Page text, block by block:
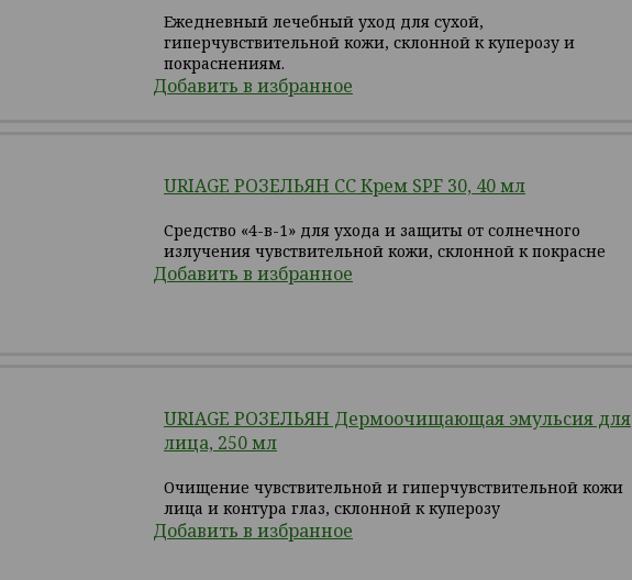
Ежедневный лечебный уход для сухой,
гиперчувствительной кожи, склонной к куперозу и
покраснениям.
Добавить в избранное
URIAGE РОЗЕЛЬЯН СС Крем SPF 30, 40 мл
Средство «4-в-1» для ухода и защиты от солнечного
излучения чувствительной кожи, склонной к покрасне
Добавить в избранное
URIAGE РОЗЕЛЬЯН Дермоочищающая эмульсия для
лица, 250 мл
Очищение чувствительной и гиперчувствительной кожи
лица и контура глаз, склонной к куперозу
Добавить в избранное